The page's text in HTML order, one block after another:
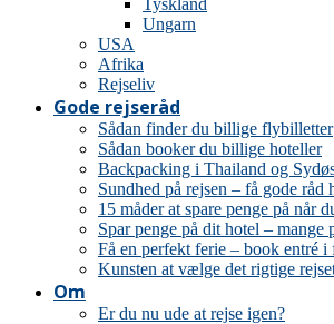
Tyskland
Ungarn
USA
Afrika
Rejseliv
Gode rejseråd
Sådan finder du billige flybilletter
Sådan booker du billige hoteller
Backpacking i Thailand og
Sundhed på rejsen – få gode råd
15 måder at spare penge på når
Spar penge på dit hotel – mange
Få en perfekt ferie – book entré i
Kunsten at vælge det rigtige
Om
Er du nu ude at rejse igen?